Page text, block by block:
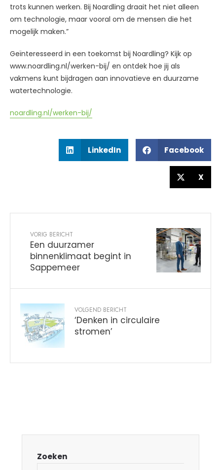
trots kunnen werken. Bij Noardling draait het niet alleen
om technologie, maar vooral om de mensen die het
mogelijk maken.”
Geïnteresseerd in een toekomst bij Noardling? Kijk op
www.noardling.nl/werken-bij/ en ontdek hoe jij als
vakmens kunt bijdragen aan innovatieve en duurzame
watertechnologie.
noardling.nl/werken-bij/
LinkedIn Facebook
X
VORIG BERICHT
Een duurzamer
binnenklimaat begint in
Sappemeer
VOLGEND BERICHT
‘Denken in circulaire
stromen’
Zoeken